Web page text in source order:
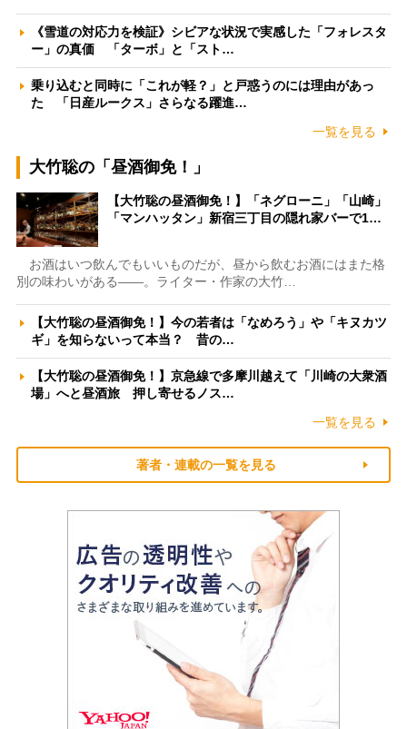
《雪道の対応力を検証》シビアな状況で実感した「フォレスタ
ー」の真価 「ターボ」と「スト…
乗り込むと同時に「これが軽？」と戸惑うのには理由があっ
た 「日産ルークス」さらなる躍進…
一覧を見る
大竹聡の「昼酒御免！」
【大竹聡の昼酒御免！】「ネグローニ」「山崎」
「マンハッタン」新宿三丁目の隠れ家バーで1…
お酒はいつ飲んでもいいものだが、昼から飲むお酒にはまた格
別の味わいがある――。ライター・作家の大竹…
【大竹聡の昼酒御免！】今の若者は「なめろう」や「キヌカツ
ギ」を知らないって本当？ 昔の…
【大竹聡の昼酒御免！】京急線で多摩川越えて「川崎の大衆酒
場」へと昼酒旅 押し寄せるノス…
一覧を見る
著者・連載の一覧を見る